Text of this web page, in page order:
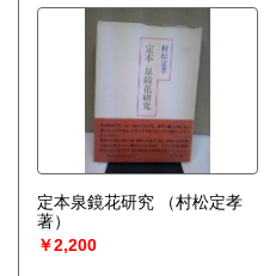
定本泉鏡花研究
（村松定孝
著）
￥2,200